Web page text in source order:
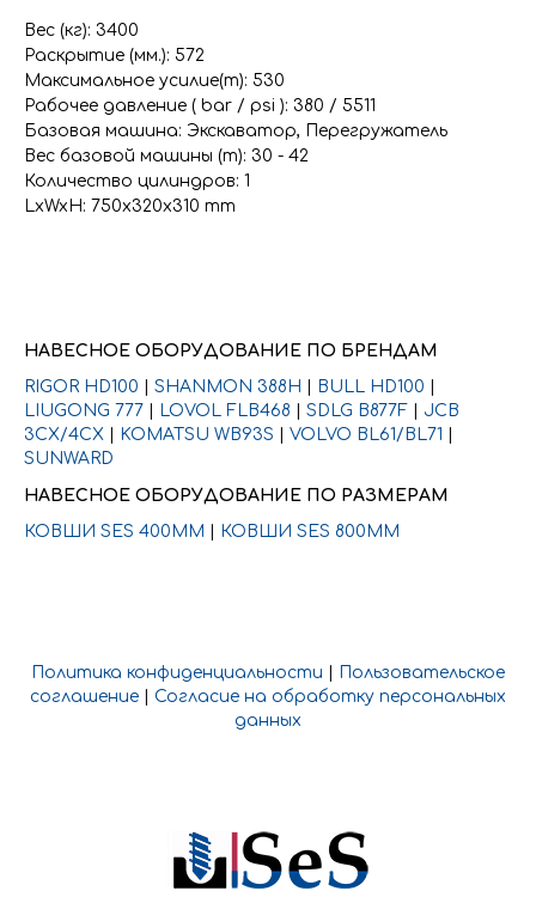
Вес (кг): 3400
Раскрытие (мм.): 572
Максимальное усилие(т): 530
Рабочее давление ( bar / psi ): 380 / 5511
Базовая машина: Экскаватор, Перегружатель
Вес базовой машины (т): 30 - 42
Количество цилиндров: 1
LxWxH: 750x320x310 mm
НАВЕСНОЕ ОБОРУДОВАНИЕ ПО БРЕНДАМ
RIGOR HD100
SHANMON 388H BULL HD100
LIUGONG 777
LOVOL FLB468 SDLG B877F
JCB
3CX/4CX
KOMATSU WB93S VOLVO BL61/BL71
SUNWARD
НАВЕСНОЕ ОБОРУДОВАНИЕ ПО РАЗМЕРАМ
КОВШИ SES 400ММ
КОВШИ SES 800ММ
Политика конфиденциальности
Пользовательское
соглашение
Согласие на обработку персональных
данных